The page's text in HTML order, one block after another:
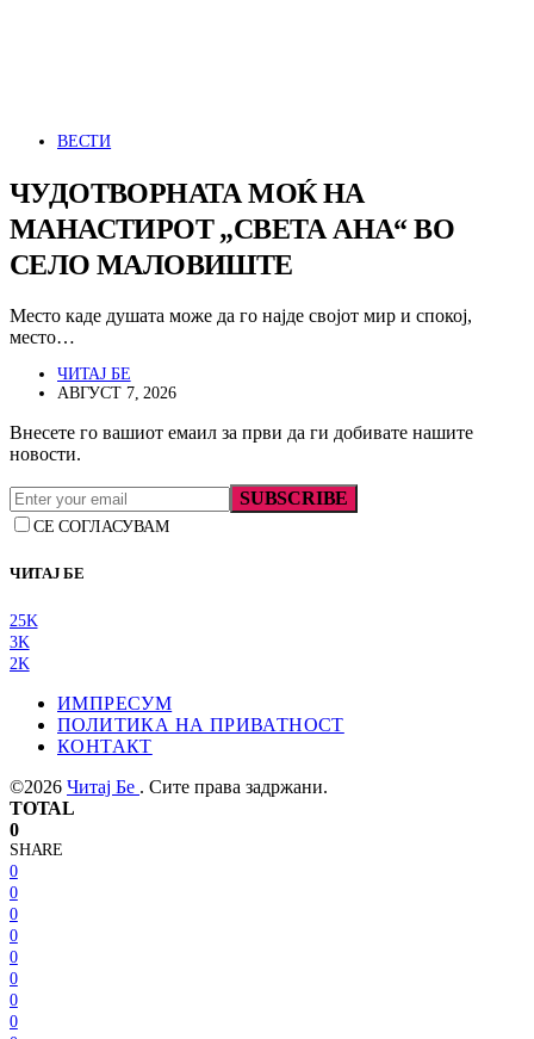
ВЕСТИ
ЧУДОТВОРНАТА МОЌ НА
МАНАСТИРОТ „СВЕТА АНА“ ВО
СЕЛО МАЛОВИШТЕ
Место каде душата може да го најде својот мир и спокој,
место…
ЧИТАЈ БЕ
АВГУСТ 7, 2026
Внесете го вашиот емаил за први да ги добивате нашите
новости.
SUBSCRIBE
СЕ СОГЛАСУВАМ
ЧИТАЈ БЕ
25K
3K
2K
ИМПРЕСУМ
ПОЛИТИКА НА ПРИВАТНОСТ
КОНТАКТ
©2026 Читај Бе . Сите права задржани.
TOTAL
0
SHARE
0
0
0
0
0
0
0
0